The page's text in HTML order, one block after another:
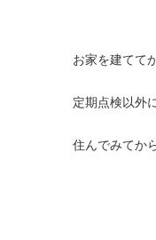
お家を建てて
定期点検以外
住んでみてか